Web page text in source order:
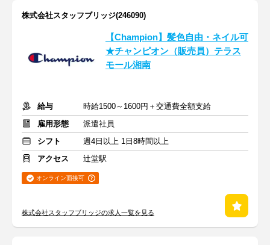
株式会社スタッフブリッジ(246090)
【Champion】髪色自由・ネイル可
★チャンピオン（販売員）テラス
モール湘南
給与
時給1500～1600円＋交通費全額支給
雇用形態
派遣社員
シフト
週4日以上 1日8時間以上
アクセス
辻堂駅
オンライン面接可
株式会社スタッフブリッジの求人一覧を見る